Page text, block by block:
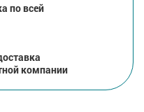
по всей
компании